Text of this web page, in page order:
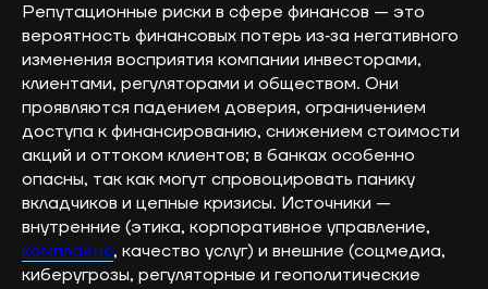
Репутационные риски в сфере финансов — это
вероятность финансовых потерь из‑за негативного
изменения восприятия компании инвесторами,
клиентами, регуляторами и обществом. Они
проявляются падением доверия, ограничением
доступа к финансированию, снижением стоимости
акций и оттоком клиентов; в банках особенно
опасны, так как могут спровоцировать панику
вкладчиков и цепные кризисы. Источники —
внутренние (этика, корпоративное управление,
комплаенс, качество услуг) и внешние (соцмедиа,
киберугрозы, регуляторные и геополитические